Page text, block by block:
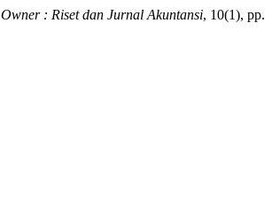
Owner : Riset dan Jurnal Akuntansi, 10(1), pp.